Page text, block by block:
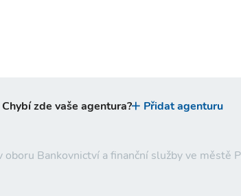
Bankovnictví a finanční služby ve městě
Chybí zde vaše agentura? Přidat agenturu